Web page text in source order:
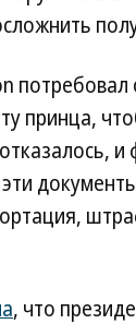
принца,
, что